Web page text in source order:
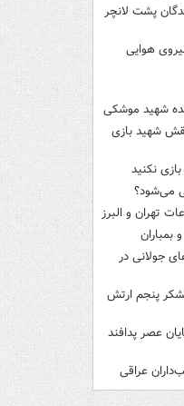
پشت لانچر
هوایی
شهید موشکی
شهید بازی
نکنید
می‌شود؟
تهران و البرز
بمباران
جولانی در
پنجم ارتش
«دی‌اف‑۱۷» و پایان عصر پدافند
عراقی